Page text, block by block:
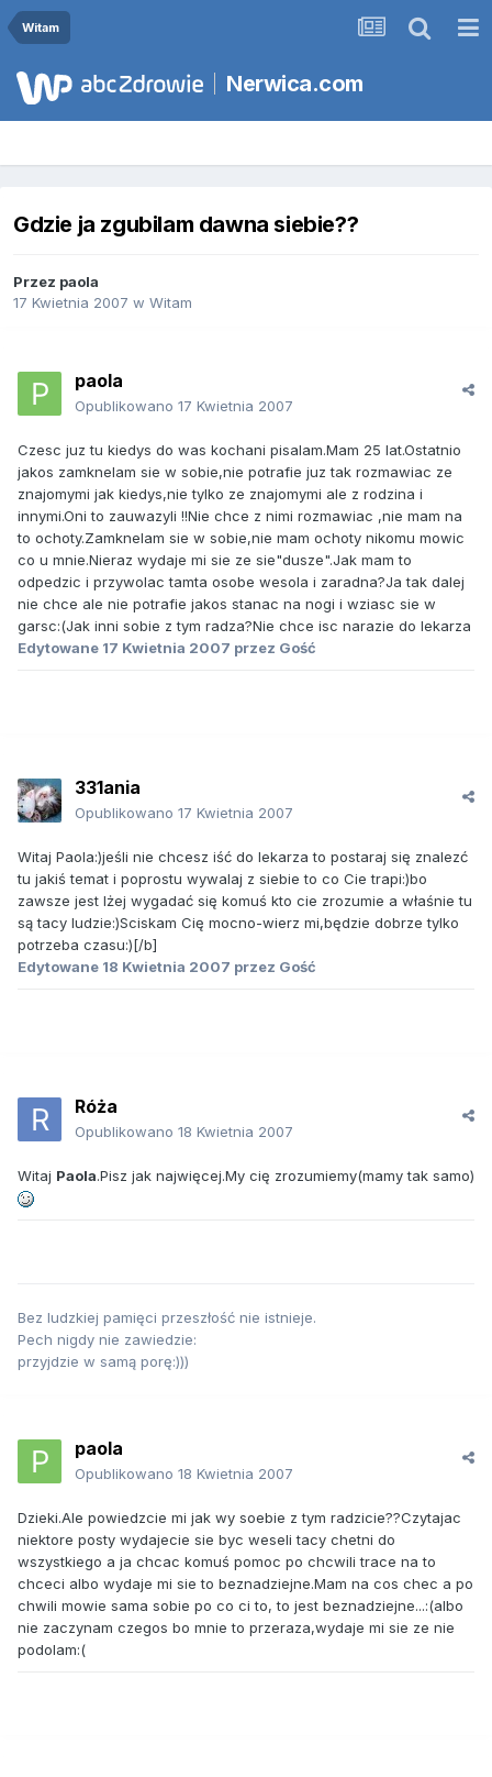
Witam
Nerwica.com
Gdzie ja zgubilam dawna siebie??
Przez paola
17 Kwietnia 2007 w Witam
paola
Opublikowano 17 Kwietnia 2007
Czesc juz tu kiedys do was kochani pisalam.Mam 25 lat.Ostatnio
jakos zamknelam sie w sobie,nie potrafie juz tak rozmawiac ze
znajomymi jak kiedys,nie tylko ze znajomymi ale z rodzina i
innymi.Oni to zauwazyli !!Nie chce z nimi rozmawiac ,nie mam na
to ochoty.Zamknelam sie w sobie,nie mam ochoty nikomu mowic
co u mnie.Nieraz wydaje mi sie ze sie"dusze".Jak mam to
odpedzic i przywolac tamta osobe wesola i zaradna?Ja tak dalej
nie chce ale nie potrafie jakos stanac na nogi i wziasc sie w
garsc:(Jak inni sobie z tym radza?Nie chce isc narazie do lekarza
Edytowane 17 Kwietnia 2007 przez Gość
331ania
Opublikowano 17 Kwietnia 2007
Witaj Paola:)jeśli nie chcesz iść do lekarza to postaraj się znalezć
tu jakiś temat i poprostu wywalaj z siebie to co Cie trapi:)bo
zawsze jest lżej wygadać się komuś kto cie zrozumie a właśnie tu
są tacy ludzie:)Sciskam Cię mocno-wierz mi,będzie dobrze tylko
potrzeba czasu:)[/b]
Edytowane 18 Kwietnia 2007 przez Gość
Róża
Opublikowano 18 Kwietnia 2007
Witaj Paola.Pisz jak najwięcej.My cię zrozumiemy(mamy tak samo)
Bez ludzkiej pamięci przeszłość nie istnieje.
Pech nigdy nie zawiedzie:
przyjdzie w samą porę:)))
paola
Opublikowano 18 Kwietnia 2007
Dzieki.Ale powiedzcie mi jak wy soebie z tym radzicie??Czytajac
niektore posty wydajecie sie byc weseli tacy chetni do
wszystkiego a ja chcac komuś pomoc po chcwili trace na to
chceci albo wydaje mi sie to beznadziejne.Mam na cos chec a po
chwili mowie sama sobie po co ci to, to jest beznadziejne...:(albo
nie zaczynam czegos bo mnie to przeraza,wydaje mi sie ze nie
podolam:(